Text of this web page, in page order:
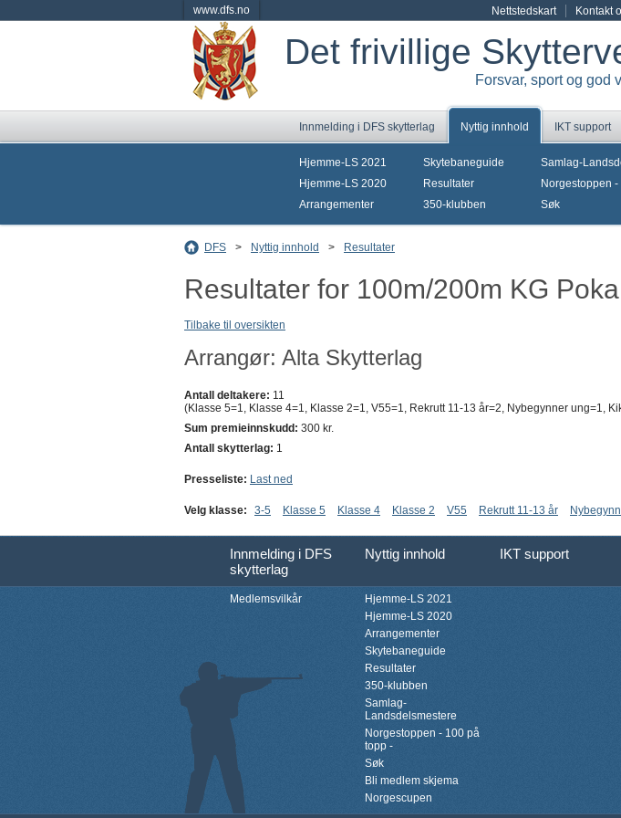
www.dfs.no Nettstedskart Kontakt
Det frivillige
Forsvar, sport og god
Innmelding i DFS skytterlag Nyttig innhold IKT support
Hjemme-LS 2021
Hjemme-LS 2020
Arrangementer
Skytebaneguide
Resultater
350-klubben
Samlag-
Norgestoppen
Søk
DFS > Nyttig innhold > Resultater
Resultater for 100m/200m KG
Tilbake til oversikten
Arrangør: Alta Skytterlag
Antall deltakere: 11
(Klasse 5=1, Klasse 4=1, Klasse 2=1, V55=1, Rekrutt 11-13 år=2, Nybegynner ung=1,
Sum premieinnskudd: 300 kr.
Antall skytterlag: 1
Presseliste: Last ned
Velg klasse: 3-5 Klasse 5 Klasse 4 Klasse 2 V55 Rekrutt 11-13 år
Innmelding i DFS
skytterlag
Nyttig innhold IKT support
Medlemsvilkår
Hjemme-LS 2021
Hjemme-LS 2020
Arrangementer
Skytebaneguide
Resultater
350-klubben
Samlag-
Landsdelsmestere
Norgestoppen - 100 på
topp -
Søk
Bli medlem skjema
Norgescupen